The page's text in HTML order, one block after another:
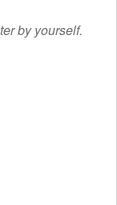
by yourself.